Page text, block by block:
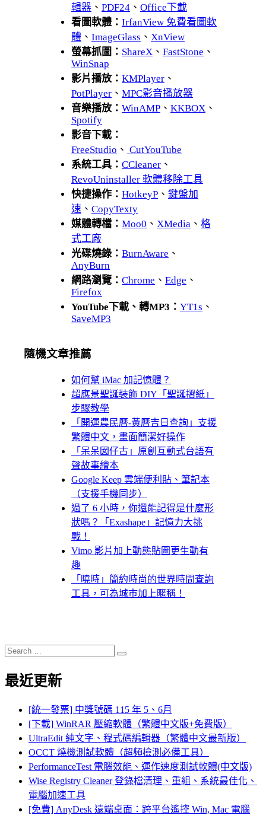
輯器 、 PDF24 、 Office下載
看圖軟體： IrfanView 免費看圖軟
體 、 ImageGlass 、 XnView
螢幕抓圖： ShareX 、 FastStone 、
WinSnap
影片播放： KMPlayer 、
PotPlayer 、 MPC影音播放器
音樂播放： WinAMP 、 KKBOX 、
Spotify
影音下載：
FreeStudio 、 CutYouTube
系統工具： CCleaner 、
RevoUninstaller 軟體移除工具
快捷操作： HotkeyP 、 鍵盤加
速 、 CopyTexty
媒體轉檔： Moo0 、 XMedia 、 格
式工廠
光碟燒錄： BurnAware 、
AnyBurn
網路瀏覽： Chrome 、 Edge 、
Firefox
YouTube下載、轉MP3： YT1s 、
SaveMP3
隨機文章推薦
如何幫 iMac 加記憶體？
超應景聖誕裝飾 DIY「聖誕摺紙」
步驟教學
「開運農民曆-黃曆吉日查詢」支援
繁體中文，畫面簡潔好操作
「呆呆囡仔古」原創互動式台語有
聲故事繪本
Google Keep 雲端便利貼、筆記本
（支援手機同步）
過了 6 小時，你還能記得是什麼形
狀嗎？「Exashape」記憶力大挑
戰！
Vimo 影片加上動態貼圖更生動有
趣
「曉時」簡約時尚的世界時間查詢
工具，可為城巿加上暱稱！
Search
for:
Search
最近更新
[統一發票] 中獎號碼 115 年 5、6月
[下載] WinRAR 壓縮軟體（繁體中文版+免費版）
UltraEdit 純文字、程式碼編輯器（繁體中文最新版）
OCCT 燒機測試軟體（超頻檢測必備工具）
PerformanceTest 電腦效能、運作速度測試軟體(中文版)
Wise Registry Cleaner 登錄檔清理、重組、系統最佳化、
電腦加速工具
[免費] AnyDesk 遠端桌面：跨平台遙控 Win, Mac 電腦